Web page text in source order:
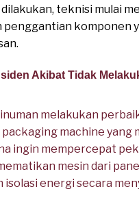
teknisi mulai
penggantian komponen
Akibat Tidak
melakukan
machine yang
ingin mempercepat
mesin dari
isolasi energi secara